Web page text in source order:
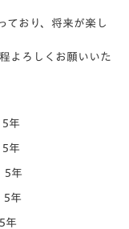
ており、将来が楽し
よろしくお願いいた
年
年
年